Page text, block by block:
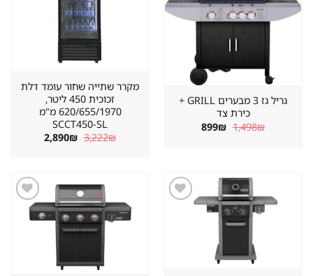
גריל גז 3 מבערים GRILL +
כירת צד
1,498₪ המחיר
המקורי
899₪ המחיר
הנוכחי
מקרר שתייה שחור עומד דלת
זכוכית 450 ליטר,
620/655/1970 מ"מ
SCCT450-SL
3,222₪ המחיר
2,890₪ המחיר
הנוכחי
שמור
מוצר